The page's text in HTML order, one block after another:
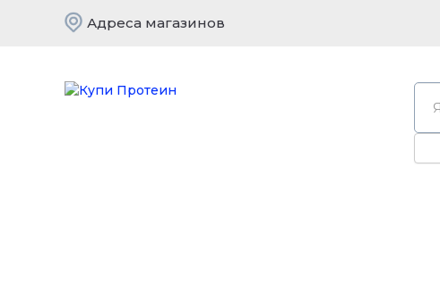
Адреса магазинов